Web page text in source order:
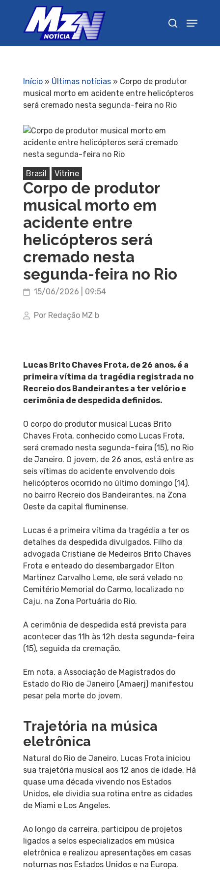
Início» Últimas notícias» Corpo de produtor
musical morto em acidente entre helicópteros
será cremado nesta segunda-feira no Rio
Brasil Vitrine
Corpo de produtor
musical morto em
acidente entre
helicópteros será
cremado nesta
segunda-feira no Rio
15/06/2026 | 09:54
Por Redação MZ b
Lucas Brito Chaves Frota, de 26 anos, é a
primeira vítima da tragédia registrada no
Recreio dos Bandeirantes a ter velório e
cerimônia de despedida definidos.
O corpo do produtor musical Lucas Brito
Chaves Frota, conhecido como Lucas Frota,
será cremado nesta segunda-feira (15), no Rio
de Janeiro. O jovem, de 26 anos, está entre as
seis vítimas do acidente envolvendo dois
helicópteros ocorrido no último domingo (14),
no bairro Recreio dos Bandeirantes, na Zona
Oeste da capital fluminense.
Lucas é a primeira vítima da tragédia a ter os
detalhes da despedida divulgados. Filho da
advogada Cristiane de Medeiros Brito Chaves
Frota e enteado do desembargador Elton
Martinez Carvalho Leme, ele será velado no
Cemitério Memorial do Carmo, localizado no
Caju, na Zona Portuária do Rio.
A cerimônia de despedida está prevista para
acontecer das 11h às 12h desta segunda-feira
(15), seguida da cremação.
Em nota, a Associação de Magistrados do
Estado do Rio de Janeiro (Amaerj) manifestou
pesar pela morte do jovem.
Trajetória na música
eletrônica
Natural do Rio de Janeiro, Lucas Frota iniciou
sua trajetória musical aos 12 anos de idade. Há
quase uma década vivendo nos Estados
Unidos, ele dividia sua rotina entre as cidades
de Miami e Los Angeles.
Ao longo da carreira, participou de projetos
ligados a selos especializados em música
eletrônica e realizou apresentações em casas
noturnas nos Estados Unidos e na Europa.